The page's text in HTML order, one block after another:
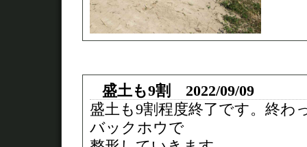
盛土も9割 2022/09/09
盛土も9割程度終了です。終わ
バックホウで